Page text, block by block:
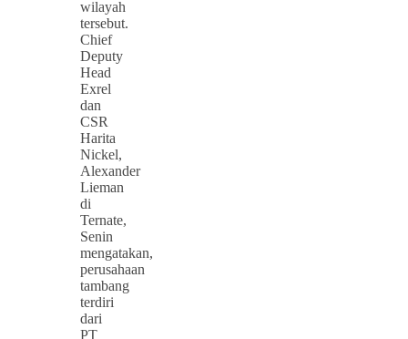
wilayah
tersebut.
Chief
Deputy
Head
Exrel
dan
CSR
Harita
Nickel,
Alexander
Lieman
di
Ternate,
Senin
mengatakan,
perusahaan
tambang
terdiri
dari
PT